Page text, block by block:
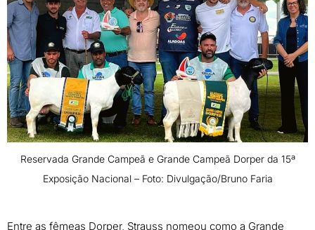
Reservada Grande Campeã e Grande Campeã Dorper da 15ª
Exposição Nacional – Foto: Divulgação/Bruno Faria
Entre as fêmeas Dorper, Strauss nomeou como a Grande